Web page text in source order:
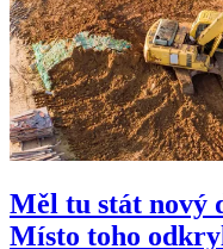
Měl tu stát nový
Místo toho